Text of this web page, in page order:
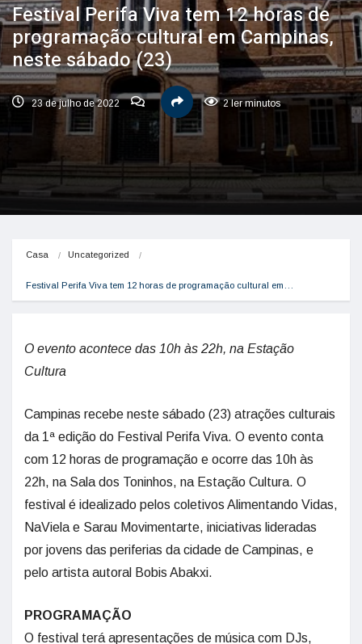
Festival Perifa Viva tem 12 horas de
programação cultural em Campinas,
neste sábado (23)
23 de julho de 2022 2 ler minutos
Casa Uncategorized
Festival Perifa Viva tem 12 horas de programação cultural em…
O evento acontece das 10h às 22h, na Estação
Cultura
Campinas recebe neste sábado (23) atrações culturais
da 1ª edição do Festival Perifa Viva. O evento conta
com 12 horas de programação e ocorre das 10h às
22h, na Sala dos Toninhos, na Estação Cultura. O
festival é idealizado pelos coletivos Alimentando Vidas,
NaViela e Sarau Movimentarte, iniciativas lideradas
por jovens das periferias da cidade de Campinas, e
pelo artista autoral Bobis Abakxi.
PROGRAMAÇÃO
O festival terá apresentações de música com DJs,